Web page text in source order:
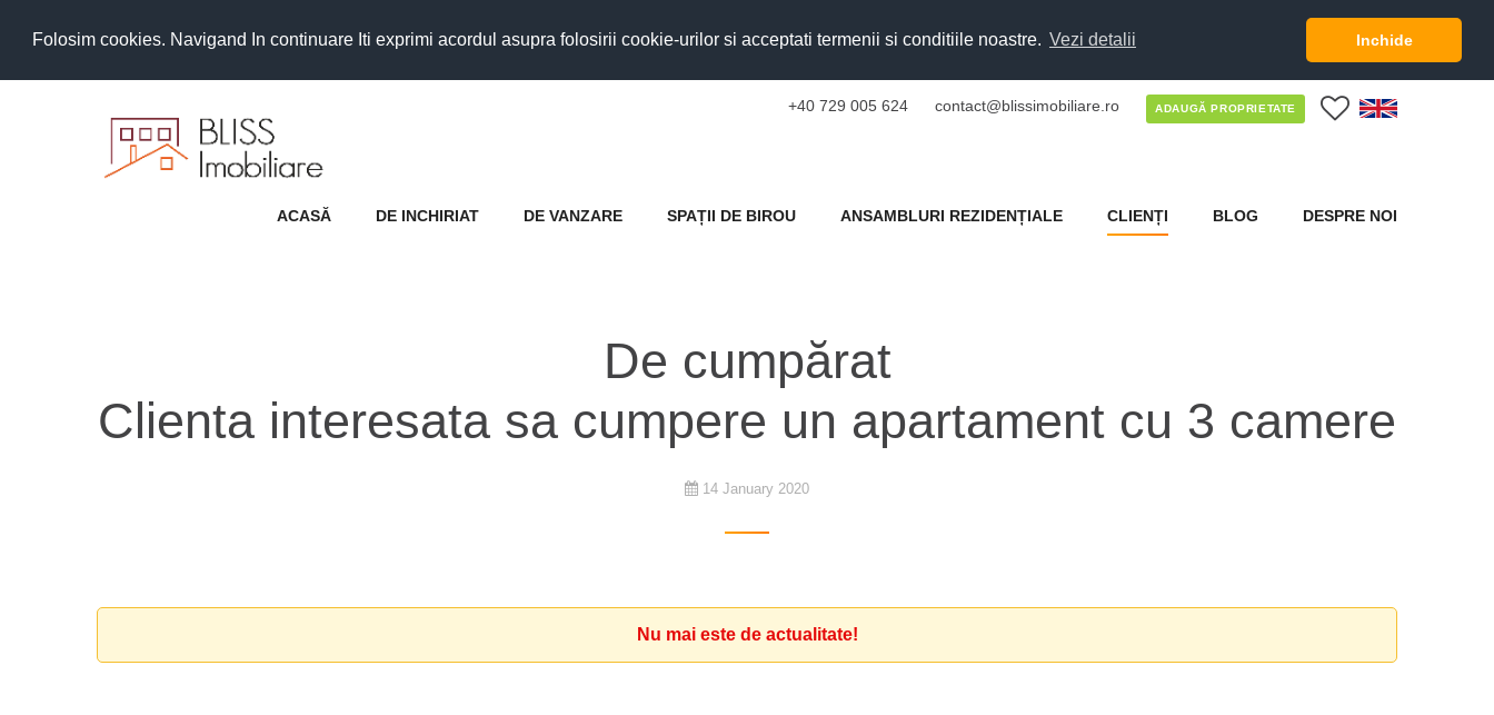
Folosim cookies. Navigand In continuare Iti exprimi acordul asupra folosirii cookie-urilor si acceptati termenii si conditiile noastre. Vezi detalii Inchide
+40 729 005 624 contact@blissimobiliare.ro ADAUGĂ PROPRIETATE
ACASĂ DE INCHIRIAT DE VANZARE SPAȚII DE BIROU ANSAMBLURI REZIDENȚIALE CLIENȚI BLOG DESPRE NOI
De cumpărat
Clienta interesata sa cumpere un apartament cu 3 camere
14 January 2020
Nu mai este de actualitate!